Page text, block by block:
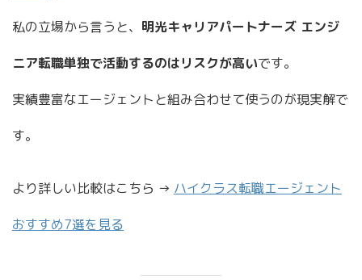
私の立場から言うと、 明光キャリアパートナーズ エンジ
ニア転職単独で活動するのはリスクが高いです。
実績豊富なエージェントと組み合わせて使うのが現実解で
す。
より詳しい比較はこちら → ハイクラス転職エージェント
おすすめ7選を見る